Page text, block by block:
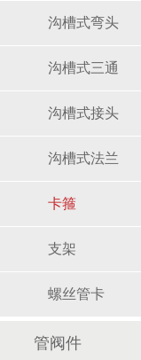
沟槽式弯头
沟槽式三通
沟槽式接头
沟槽式法兰
卡箍
支架
螺丝管卡
管阀件